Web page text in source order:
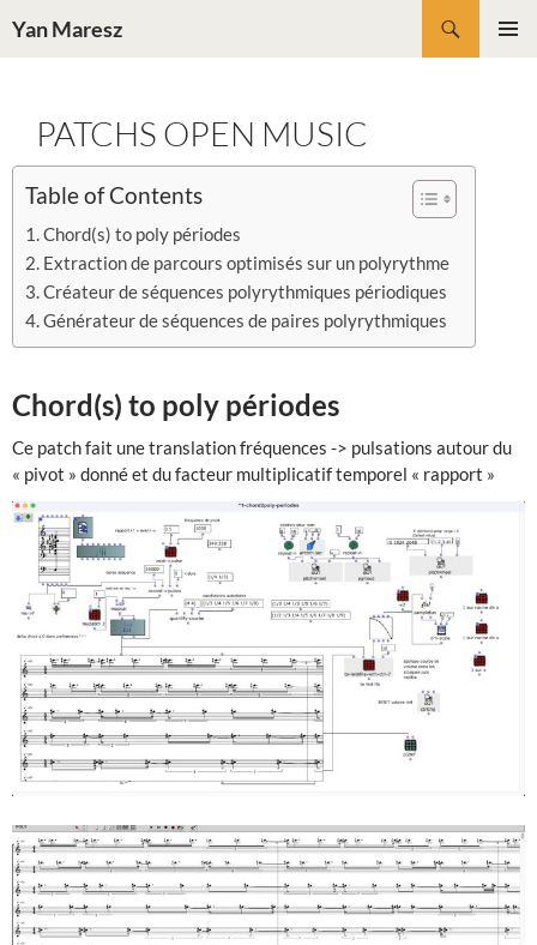
auYan Maresz
PATCHS OPEN MUSIC
Table of Contents
Chord(s) to poly périodes
Extraction de parcours optimisés sur un polyrythme
Créateur de séquences polyrythmiques périodiques
Générateur de séquences de paires polyrythmiques
Chord(s) to poly périodes
Ce patch fait une translation fréquences -> pulsations autour du
« pivot » donné et du facteur multiplicatif temporel « rapport »